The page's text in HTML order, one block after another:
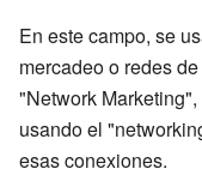
En este campo, se
mercadeo o redes
"Network
usando el
esas conexiones.